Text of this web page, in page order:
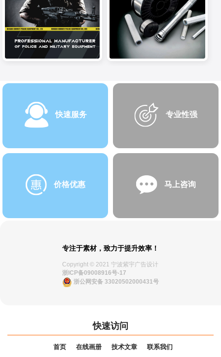
快速服务 专业性强
价格优惠 马上咨询
专注于素材，致力于提升效率！
Copyright © 2021 宁波紫宇广告设计
浙ICP备09008916号-17
浙公网安备 33020502000431号
快速访问
首页 在线画册 技术文章 联系我们